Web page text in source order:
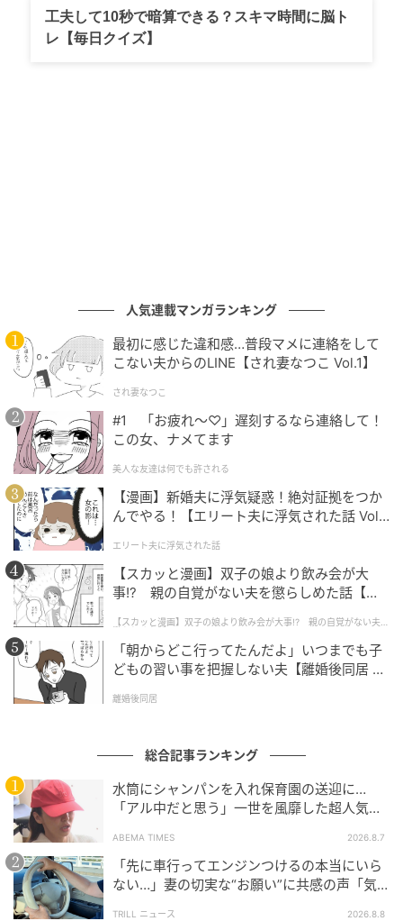
して認可されている「純粋レチノール」を配合したク
リームというのはそのままに、エリクシール独自成分
「コラジェネシス」が配合されました。
コラジェネシスとは、約140,000通りの組み合わせの
中から厳選したシャクヤクエキス、バラエキス、ヒド
ロキシプロリン、ミシマサイコ根エキス、グリセリン
の5つで構成されたハリ保湿成分。純粋レチノールでシ
ワを改善し、さらにコラジェネシスで新たな次元のハ
リを目指すーーそんな、資生堂の最先端の知見が詰ま
ったアイテムが、「レチノパワー リンクルクリーム
ba」なのです。
マイナビウーマン
レチノールは一般的にビタミンAのことで、酸素・熱・
工夫して10秒で暗算できる？スキマ時間に脳ト
レ【毎日クイズ】
人気連載マンガランキング
最初に感じた違和感…普段マメに連絡をして
こない夫からのLINE【され妻なつこ Vol.1】
され妻なつこ
#1 「お疲れ〜♡」遅刻するなら連絡して！
この女、ナメてます
美人な友達は何でも許される
【漫画】新婚夫に浮気疑惑！絶対証拠をつか
んでやる！【エリート夫に浮気された話 Vol.
エリート夫に浮気された話
【スカッと漫画】双子の娘より飲み会が大
事!? 親の自覚がない夫を懲らしめた話【第1
【スカッと漫画】双子の娘より飲み会が大事!? 親の自覚がない夫を
懲らしめた話
「朝からどこ行ってたんだよ」いつまでも子
どもの習い事を把握しない夫【離婚後同居 Vo
離婚後同居
総合記事ランキング
水筒にシャンパンを入れ保育園の送迎に…
「アル中だと思う」一世を風靡した超人気タ
ABEMA TIMES 2026.8.7
「先に車行ってエンジンつけるの本当にいら
ない…」妻の切実な“お願い”に共感の声「気
TRILL ニュース 2026.8.8